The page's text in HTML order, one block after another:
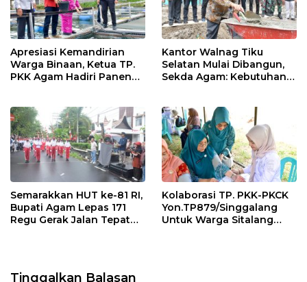
Apresiasi Kemandirian
Warga Binaan, Ketua TP.
PKK Agam Hadiri Panen
Kantor Walnag Tiku
Selatan Mulai Dibangun,
Sekda Agam: Kebutuhan
Semarakkan HUT ke-81 RI,
Bupati Agam Lepas 171
Regu Gerak Jalan Tepat
Kolaborasi TP. PKK-PKCK
Yon.TP879/Singgalang
Untuk Warga Sitalang
Tinggalkan Balasan